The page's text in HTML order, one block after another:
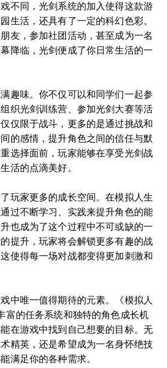
不同，光剑系统的加入使得这款游
生活，还具有了一定的科幻色彩。
友，参加社团活动，甚至成为一名
降临，光剑便成了你日常生活的一
趣味。你不仅可以和同学们一起参
织光剑训练营、参加光剑大赛等活
仅限于战斗，更多的是通过挑战和
的感情，提升角色之间的信任与默
选择面前，玩家能够在享受光剑战
活的点滴美好。
玩家更多的成长空间。在模拟人生
过不断学习、实践来提升角色的能
也成为了这个过程中不可或缺的一
提升，玩家将会解锁更多有趣的战
使得每一场对战都变得更加刺激和
中唯一值得期待的元素。《模拟人
富的任务系统和独特的角色成长机
在游戏中找到自己想要的目标。无
精英，还是希望成为一名身怀绝技
满足你的各种需求。